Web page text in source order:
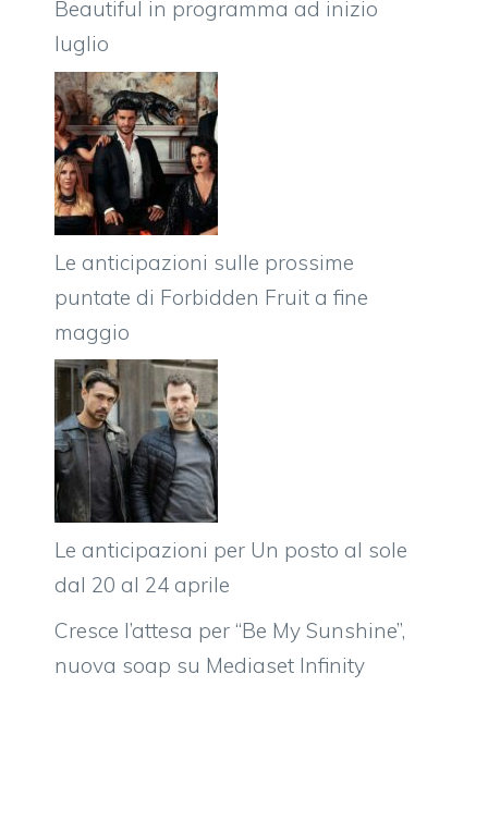
Beautiful in programma ad inizio
luglio
Le anticipazioni sulle prossime
puntate di Forbidden Fruit a fine
maggio
Le anticipazioni per Un posto al sole
dal 20 al 24 aprile
Cresce l’attesa per “Be My Sunshine”,
nuova soap su Mediaset Infinity